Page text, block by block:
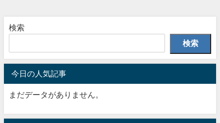
検索
検索
今日の人気記事
まだデータがありません。